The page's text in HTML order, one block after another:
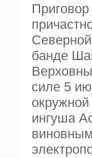
банде
силе 5
ингуша